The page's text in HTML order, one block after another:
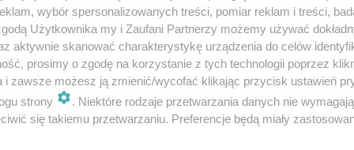
przez odświeżoną serię na kanale Wersow 'Czy to
Marcysia Ryskala nie chce wystąpić na
wybór spersonalizowanych treści, pomiar reklam i treści,
Użytkownika my i Zaufani Partnerzy możemy używać
aktywnie skanować charakterystykę urządzenia do celów
prosimy o zgodę na korzystanie z tych technologii poprzez
i zawsze możesz ją zmienić/wycofać klikając przycisk ustawień
strony
. Niektóre rodzaje przetwarzania danych nie
się takiemu przetwarzaniu. Preferencje będą miały